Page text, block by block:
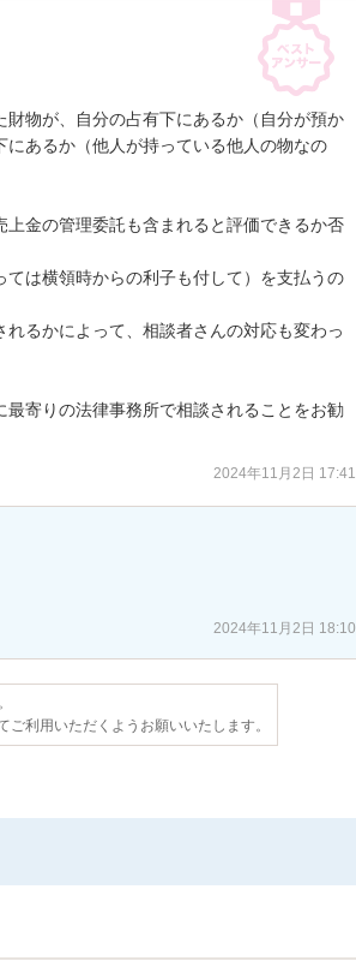
物が、自分の占有下にあるか（自分が預か
あるか（他人が持っている他人の物なの
金の管理委託も含まれると評価できるか否
は横領時からの利子も付して）を支払うの
るかによって、相談者さんの対応も変わっ
寄りの法律事務所で相談されることをお勧
2024年11月2日 17:41
2024年11月2日 18:10
利用いただくようお願いいたします。